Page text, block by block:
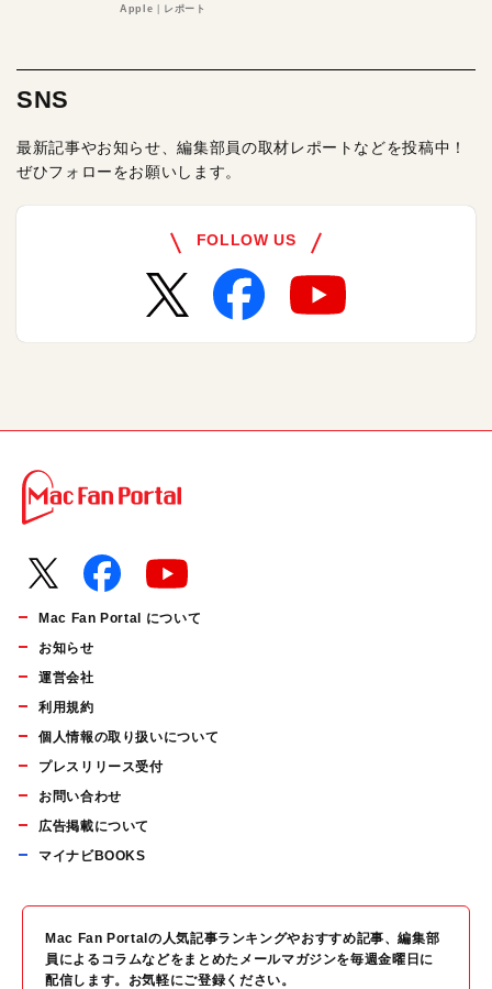
る理由とは
Apple レポート
SNS
最新記事やお知らせ、編集部員の取材レポートなどを投稿中！
ぜひフォローをお願いします。
FOLLOW US
Mac Fan Portal について
お知らせ
運営会社
利用規約
個人情報の取り扱いについて
プレスリリース受付
お問い合わせ
広告掲載について
マイナビBOOKS
Mac Fan Portalの人気記事ランキングやおすすめ記事、編集部
員によるコラムなどをまとめたメールマガジンを毎週金曜日に
配信します。お気軽にご登録ください。